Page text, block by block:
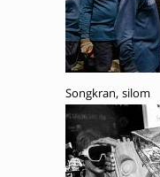
Songkran, silom